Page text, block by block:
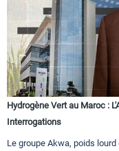
Hydrogène Vert au Maroc :
Interrogations
Le groupe Akwa, poids